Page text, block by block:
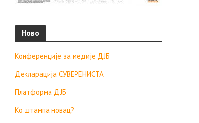
Ново
Конференције за медије ДЈБ
Декларација СУВЕРЕНИСТА
Платформа ДЈБ
Ко штампа новац?